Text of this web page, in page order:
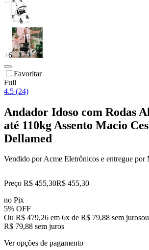
+6
Favoritar
Full
4.5 (24)
Andador Idoso com Rodas
até 110kg Assento Macio
Dellamed
Vendido porAcme Eletrônicos e entregue por
Preço R$ 455,30R$ 455,30
no Pix
5% OFF
Ou R$ 479,26 em 6x de R$ 79,88 sem jurosou
R$ 79,88 sem juros
Ver opções de pagamento